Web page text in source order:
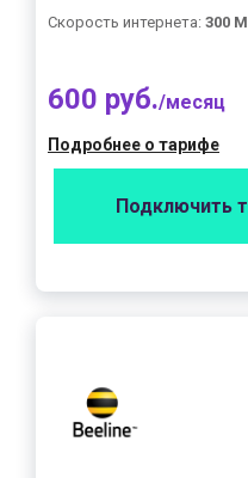
Скорость интернета: 300
600 руб./месяц
Подробнее о тарифе
Подключить